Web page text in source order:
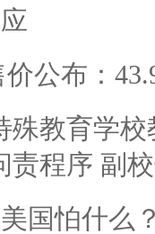
公布：
殊教育学
责程序 副
国怕什么